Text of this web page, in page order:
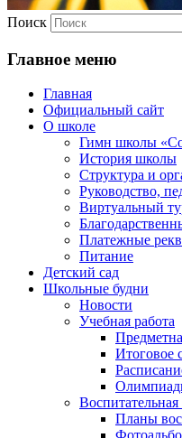
Поиск
Главное меню
Главная
Официальный сайт
О школе
Гимн школы
История школы
Структура и
Руководство,
Виртуальный
Платежные
Питание
Детский сад
Школьные будни
Новости
Учебная работа
Итоговое
Воспитательная
Планы